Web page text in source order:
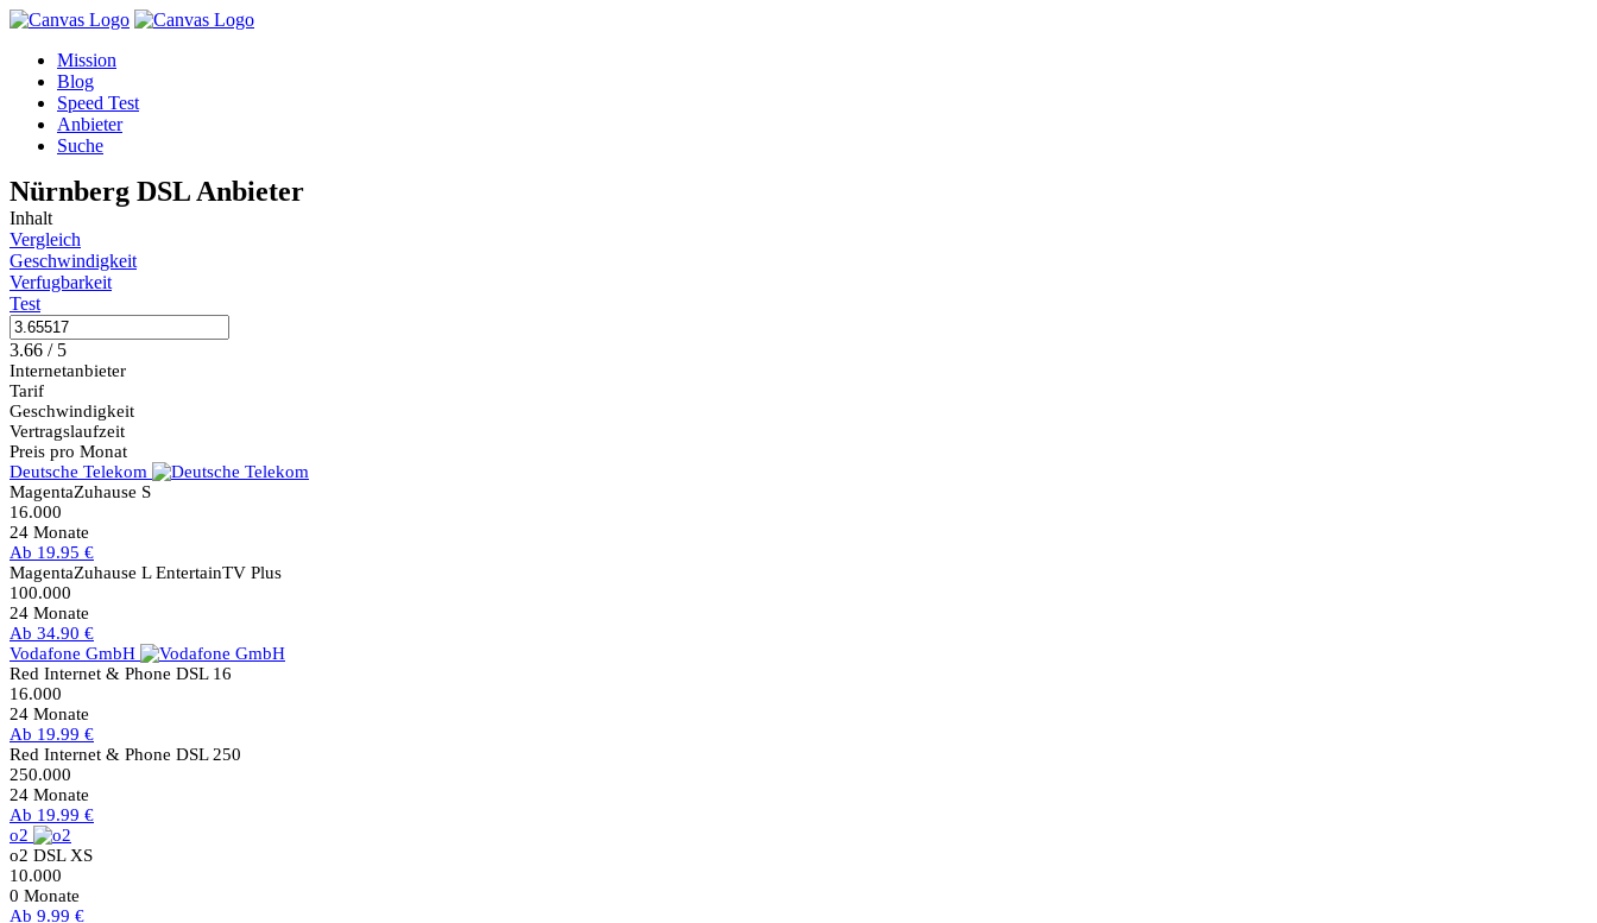
Mission
Blog
Speed Test
Anbieter
Suche
Nürnberg DSL Anbieter
Inhalt
Vergleich
Geschwindigkeit
Verfugbarkeit
Test
3.66 / 5
Internetanbieter
Tarif
Geschwindigkeit
Vertragslaufzeit
Preis pro Monat
Deutsche Telekom
MagentaZuhause S
16.000
24 Monate
Ab 19.95 €
MagentaZuhause L EntertainTV Plus
100.000
24 Monate
Ab 34.90 €
Vodafone GmbH
Red Internet & Phone DSL 16
16.000
24 Monate
Ab 19.99 €
Red Internet & Phone DSL 250
250.000
24 Monate
Ab 19.99 €
o2
o2 DSL XS
10.000
0 Monate
Ab 9.99 €